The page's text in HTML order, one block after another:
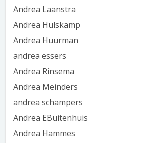
Andrea Laanstra
Andrea Hulskamp
Andrea Huurman
andrea essers
Andrea Rinsema
Andrea Meinders
andrea schampers
Andrea EBuitenhuis
Andrea Hammes